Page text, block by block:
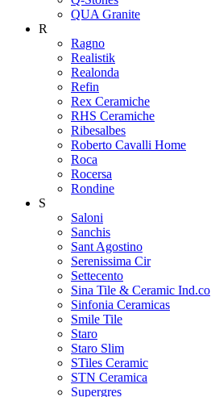
QUA Granite
R
Ragno
Realistik
Realonda
Refin
Rex Ceramiche
RHS Ceramiche
Ribesalbes
Roberto Cavalli Home
Roca
Rocersa
Rondine
S
Saloni
Sanchis
Sant Agostino
Serenissima Cir
Settecento
Sina Tile & Ceramic Ind.co
Sinfonia Ceramicas
Smile Tile
Staro
Staro Slim
STiles Ceramic
STN Ceramica
Supergres